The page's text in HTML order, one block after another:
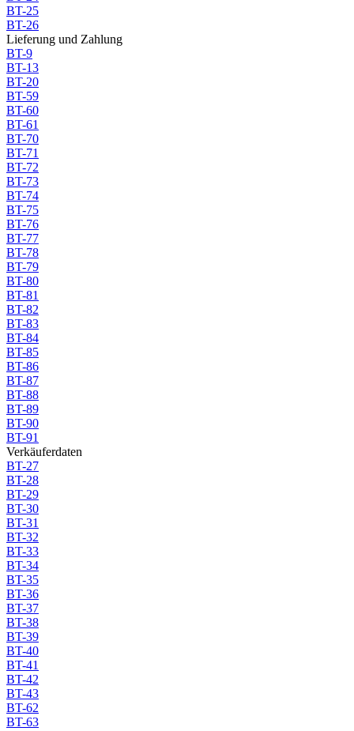
BT-25
BT-26
Lieferung und Zahlung
BT-9
BT-13
BT-20
BT-59
BT-60
BT-61
BT-70
BT-71
BT-72
BT-73
BT-74
BT-75
BT-76
BT-77
BT-78
BT-79
BT-80
BT-81
BT-82
BT-83
BT-84
BT-85
BT-86
BT-87
BT-88
BT-89
BT-90
BT-91
Verkäuferdaten
BT-27
BT-28
BT-29
BT-30
BT-31
BT-32
BT-33
BT-34
BT-35
BT-36
BT-37
BT-38
BT-39
BT-40
BT-41
BT-42
BT-43
BT-62
BT-63